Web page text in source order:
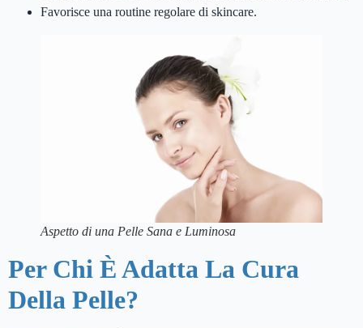
Favorisce una routine regolare di skincare.
Aspetto di una Pelle Sana e Luminosa
Per Chi È Adatta La Cura
Della Pelle?